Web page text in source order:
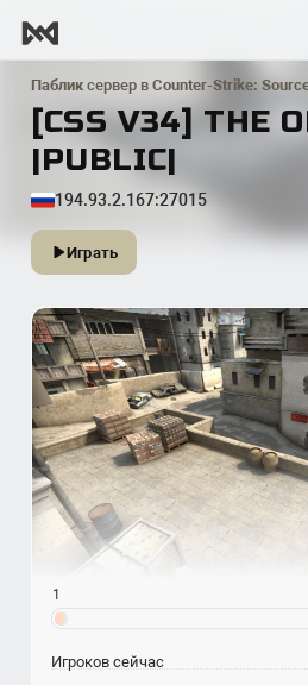
Паблик сервер в Counter-Strike:
[CSS V34] THE
|PUBLIC|
194.93.2.167:27015
Играть
1
Игроков сейчас